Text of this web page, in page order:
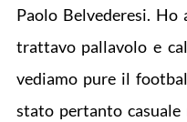
Paolo Belvederesi.
trattavo pallavolo e
vediamo pure il
stato pertanto